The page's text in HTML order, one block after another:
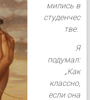
мились в
студенчес
тве.
Я
подумал:
„Как
классно,
если она